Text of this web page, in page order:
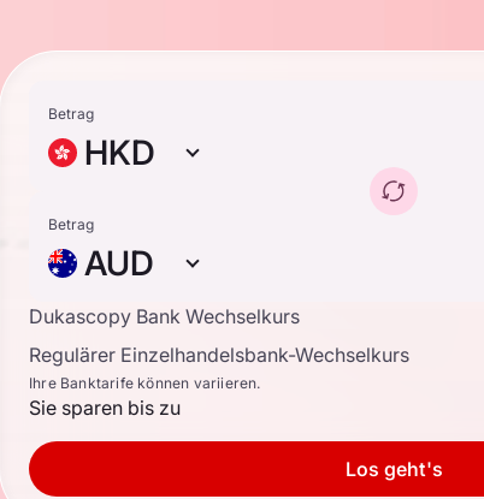
Betrag
HKD
Betrag
AUD
Dukascopy Bank Wechselkurs
Regulärer Einzelhandelsbank-Wechselkurs
Ihre Banktarife können variieren.
Sie sparen bis zu
Los geht's